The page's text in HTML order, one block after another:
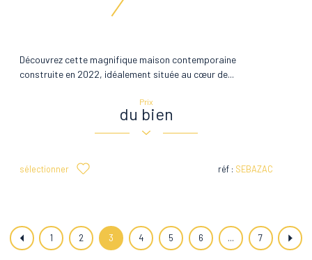
Découvrez cette magnifique maison contemporaine
construite en 2022, idéalement située au cœur de...
Prix
du bien
sélectionner réf : SEBAZAC
1 2 3 4 5 6 ... 7